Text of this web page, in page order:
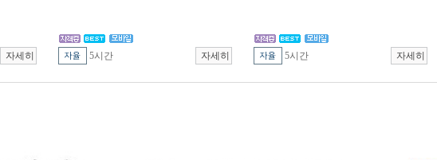
5시간 5시간